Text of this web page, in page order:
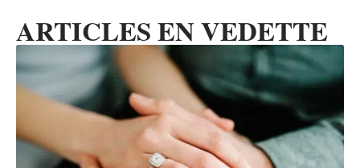
ARTICLES EN VEDETTE